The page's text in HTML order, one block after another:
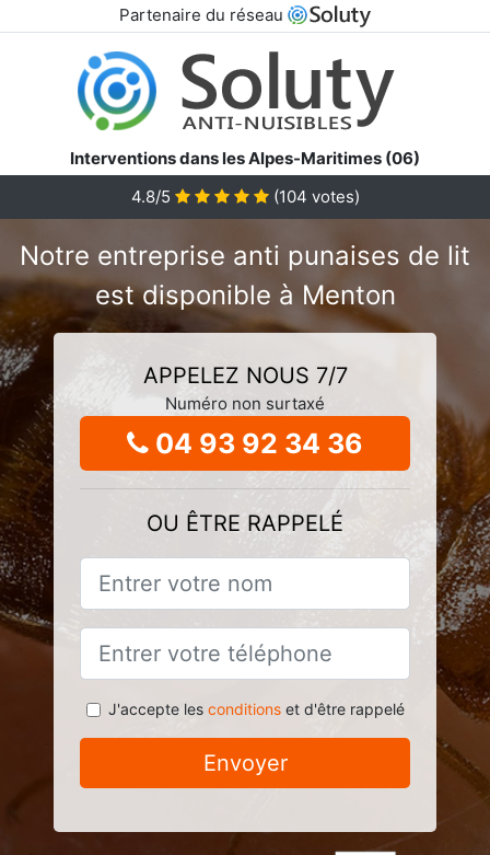
Partenaire du réseau
Interventions dans les Alpes-Maritimes (06)
4.8/5
(104 votes)
Notre entreprise anti punaises de lit
est disponible à Menton
APPELEZ NOUS 7/7
Numéro non surtaxé
04 93 92 34 36
OU ÊTRE RAPPELÉ
J'accepte les conditionset d'être rappelé
Envoyer